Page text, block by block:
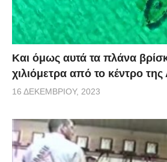
Και όμως αυτά τα πλάνα
χιλιόμετρα από το κέντρο
16 ΔΕΚΕΜΒΡΊΟΥ, 2023